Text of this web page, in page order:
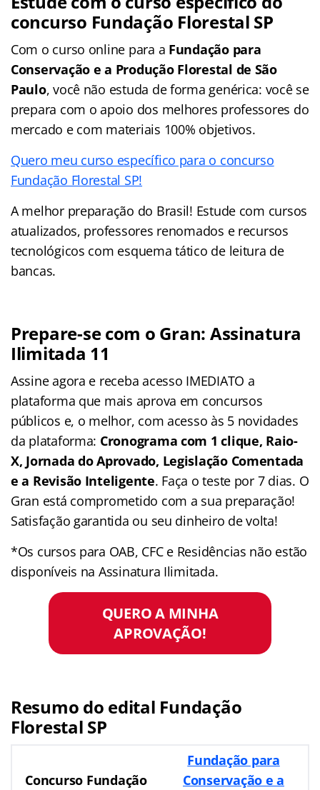
concurso Fundação Florestal SP
Com o curso online para a Fundação para
Conservação e a Produção Florestal de São
Paulo, você não estuda de forma genérica: você se
prepara com o apoio dos melhores professores do
mercado e com materiais 100% objetivos.
Quero meu curso específico para o concurso
Fundação Florestal SP!
A melhor preparação do Brasil! Estude com cursos
atualizados, professores renomados e recursos
tecnológicos com esquema tático de leitura de
bancas.
Prepare-se com o Gran: Assinatura
Ilimitada 11
Assine agora e receba acesso IMEDIATO a
plataforma que mais aprova em concursos
públicos e, o melhor, com acesso às 5 novidades
da plataforma: Cronograma com 1 clique, Raio-
X, Jornada do Aprovado, Legislação Comentada
e a Revisão Inteligente. Faça o teste por 7 dias. O
Gran está comprometido com a sua preparação!
Satisfação garantida ou seu dinheiro de volta!
*Os cursos para OAB, CFC e Residências não estão
disponíveis na Assinatura Ilimitada.
QUERO A MINHA
APROVAÇÃO!
Resumo do edital Fundação
Florestal SP
Concurso Fundação
Fundação para
Conservação e a